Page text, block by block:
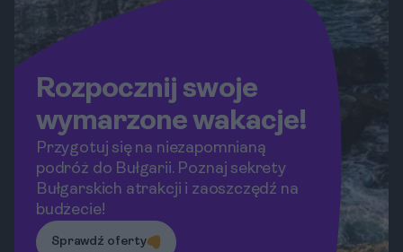
Rozpocznij swoje
wymarzone wakacje!
Przygotuj się na niezapomnianą
podróż do Bułgarii. Poznaj sekrety
Bułgarskich atrakcji i zaoszczędź na
budżecie!
Sprawdź oferty